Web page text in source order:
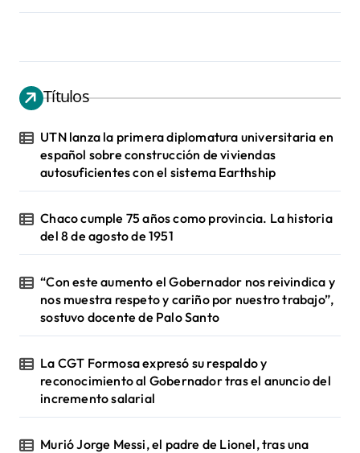
Títulos
UTN lanza la primera diplomatura universitaria en
español sobre construcción de viviendas
autosuficientes con el sistema Earthship
Chaco cumple 75 años como provincia. La historia
del 8 de agosto de 1951
“Con este aumento el Gobernador nos reivindica y
nos muestra respeto y cariño por nuestro trabajo”,
sostuvo docente de Palo Santo
La CGT Formosa expresó su respaldo y
reconocimiento al Gobernador tras el anuncio del
incremento salarial
Murió Jorge Messi, el padre de Lionel, tras una